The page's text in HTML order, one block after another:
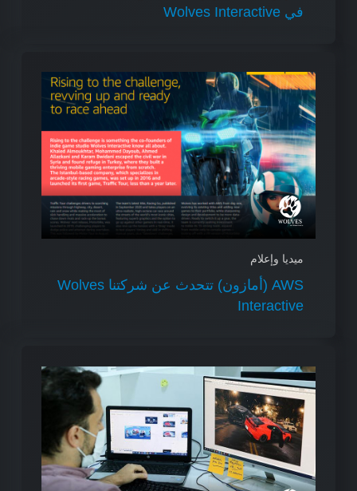
في Wolves Interactive
ميديا وإعلام
AWS (أمازون) تتحدث عن شركتنا Wolves
Interactive